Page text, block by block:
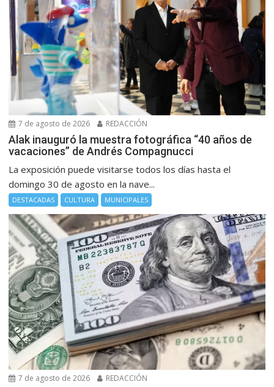
7 de agosto de 2026 REDACCIÓN
Alak inauguró la muestra fotográfica “40 años de
vacaciones” de Andrés Compagnucci
La exposición puede visitarse todos los días hasta el
domingo 30 de agosto en la nave...
DESTACADAS CULTURA MUNICIPALES
7 de agosto de 2026 REDACCIÓN